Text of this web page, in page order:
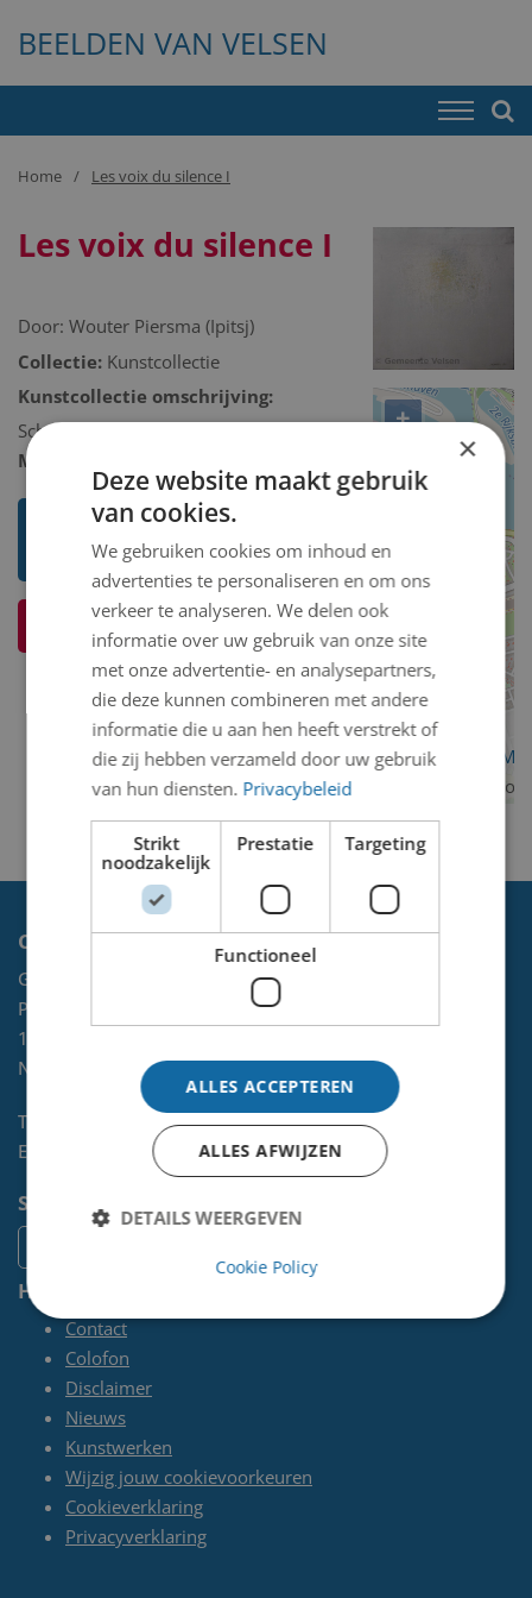
BEELDEN VAN VELSEN
Home Les voix du silence I
Les voix du silence I
Door: Wouter Piersma (Ipitsj)
Collectie: Kunstcollectie
Kunstcollectie omschrijving:
Schilderij/tekening/grafiek/foto/streetart
Model 2D/3D:
Toon mij meer werken van
Wouter Piersma (Ipitsj)
Ik weet meer over dit kunstwerk
+
Contact
Gemeente Velsen
Postbus 465
1970 AL
NL
Telefoon:
0255-567 200
E-mail:
kunst@velsen.nl
Socials
Handige pagina's
Contact
Colofon
Disclaimer
Nieuws
Kunstwerken
Wijzig jouw cookievoorkeuren
Cookieverklaring
Privacyverklaring
×
Deze website maakt gebruik
van cookies.
We gebruiken cookies om inhoud en
advertenties te personaliseren en om ons
verkeer te analyseren. We delen ook
informatie over uw gebruik van onze site
met onze advertentie- en analysepartners,
die deze kunnen combineren met andere
informatie die u aan hen heeft verstrekt of
die zij hebben verzameld door uw gebruik
van hun diensten. Privacybeleid
Strikt
noodzakelijk
Prestatie Targeting
Functioneel
ALLES ACCEPTEREN
ALLES AFWIJZEN
DETAILS WEERGEVEN
Cookie Policy